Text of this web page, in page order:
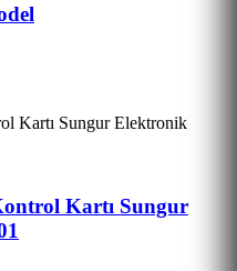
Kartı Sungur